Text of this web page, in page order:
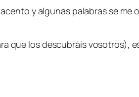
y algunas palabras se me
que los descubráis vosotros),